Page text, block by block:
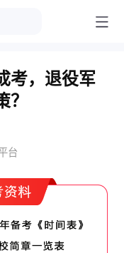
考，退役军
台